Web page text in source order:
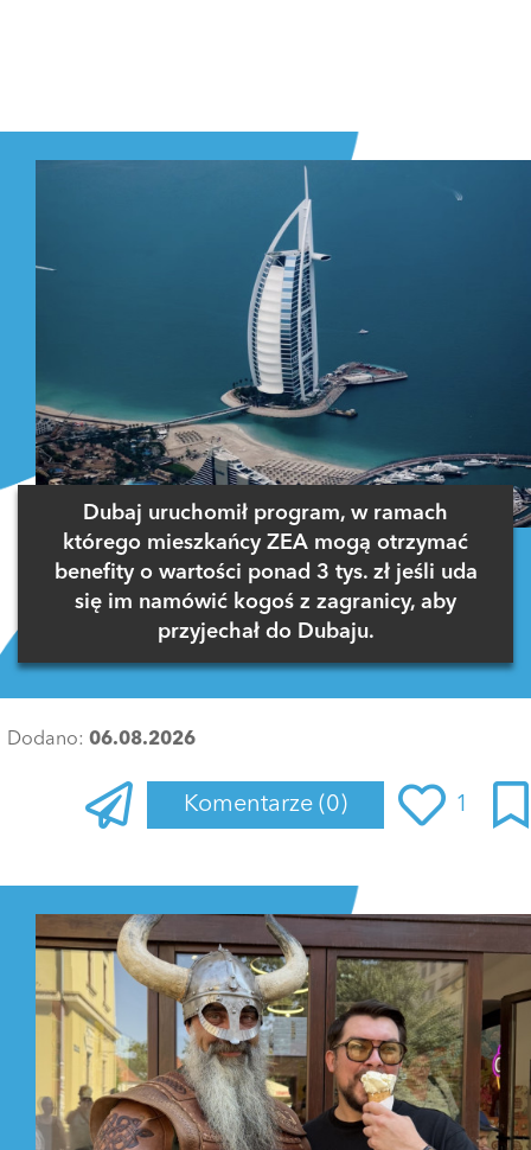
Dubaj uruchomił program, w ramach
którego mieszkańcy ZEA mogą otrzymać
benefity o wartości ponad 3 tys. zł jeśli uda
się im namówić kogoś z zagranicy, aby
przyjechał do Dubaju.
Dodano: 06.08.2026
Komentarze (0) 1